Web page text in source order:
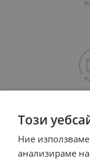
Този
Ние
анализираме